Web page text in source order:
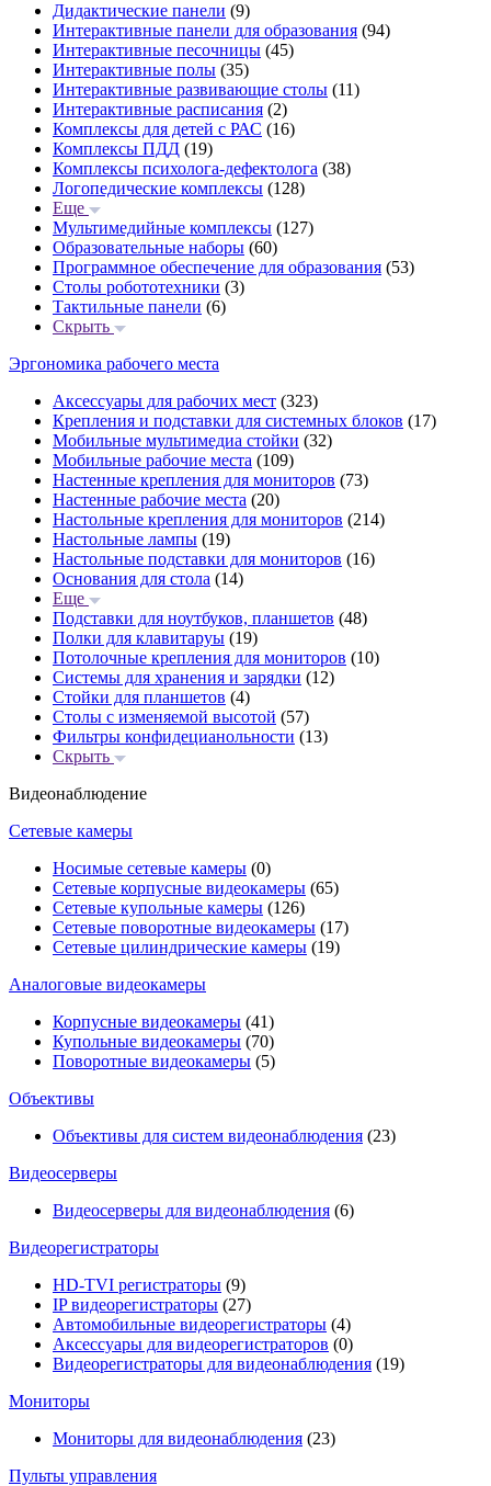
Дидактические панели (9)
Интерактивные панели для образования (94)
Интерактивные песочницы (45)
Интерактивные полы (35)
Интерактивные развивающие столы (11)
Интерактивные расписания (2)
Комплексы для детей с РАС (16)
Комплексы ПДД (19)
Комплексы психолога-дефектолога (38)
Логопедические комплексы (128)
Еще
Мультимедийные комплексы (127)
Образовательные наборы (60)
Программное обеспечение для образования (53)
Столы робототехники (3)
Тактильные панели (6)
Скрыть
Эргономика рабочего места
Аксессуары для рабочих мест (323)
Крепления и подставки для системных блоков (17)
Мобильные мультимедиа стойки (32)
Мобильные рабочие места (109)
Настенные крепления для мониторов (73)
Настенные рабочие места (20)
Настольные крепления для мониторов (214)
Настольные лампы (19)
Настольные подставки для мониторов (16)
Основания для стола (14)
Еще
Подставки для ноутбуков, планшетов (48)
Полки для клавитаруы (19)
Потолочные крепления для мониторов (10)
Системы для хранения и зарядки (12)
Стойки для планшетов (4)
Столы с изменяемой высотой (57)
Фильтры конфидецианольности (13)
Скрыть
Видеонаблюдение
Сетевые камеры
Носимые сетевые камеры (0)
Сетевые корпусные видеокамеры (65)
Сетевые купольные камеры (126)
Сетевые поворотные видеокамеры (17)
Сетевые цилиндрические камеры (19)
Аналоговые видеокамеры
Корпусные видеокамеры (41)
Купольные видеокамеры (70)
Поворотные видеокамеры (5)
Объективы
Объективы для систем видеонаблюдения (23)
Видеосерверы
Видеосерверы для видеонаблюдения (6)
Видеорегистраторы
HD-TVI регистраторы (9)
IP видеорегистраторы (27)
Автомобильные видеорегистраторы (4)
Аксессуары для видеорегистраторов (0)
Видеорегистраторы для видеонаблюдения (19)
Мониторы
Мониторы для видеонаблюдения (23)
Пульты управления